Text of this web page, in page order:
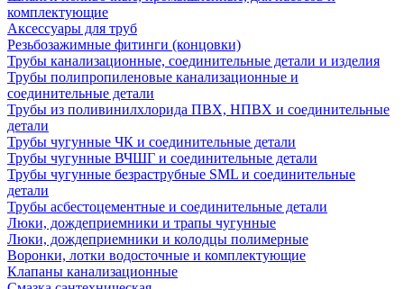
комплектующие
Аксессуары для труб
Резьбозажимные фитинги (концовки)
Трубы канализационные, соединительные детали и изделия
Трубы полипропиленовые канализационные и
соединительные детали
Трубы из поливинилхлорида ПВХ, НПВХ и соединительные
детали
Трубы чугунные ЧК и соединительные детали
Трубы чугунные ВЧШГ и соединительные детали
Трубы чугунные безраструбные SML и соединительные
детали
Трубы асбестоцементные и соединительные детали
Люки, дождеприемники и трапы чугунные
Люки, дождеприемники и колодцы полимерные
Воронки, лотки водосточные и комплектующие
Клапаны канализационные